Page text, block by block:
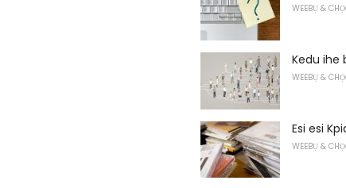
WEEBỤ &
Kedu ihe
WEEBỤ &
Esi esi
WEEBỤ &